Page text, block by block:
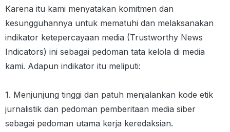
Karena itu kami menyatakan komitmen dan
kesungguhannya untuk mematuhi dan melaksanakan
indikator ketepercayaan media (Trustworthy News
Indicators) ini sebagai pedoman tata kelola di media
kami. Adapun indikator itu meliputi:
1. Menjunjung tinggi dan patuh menjalankan kode etik
jurnalistik dan pedoman pemberitaan media siber
sebagai pedoman utama kerja keredaksian.